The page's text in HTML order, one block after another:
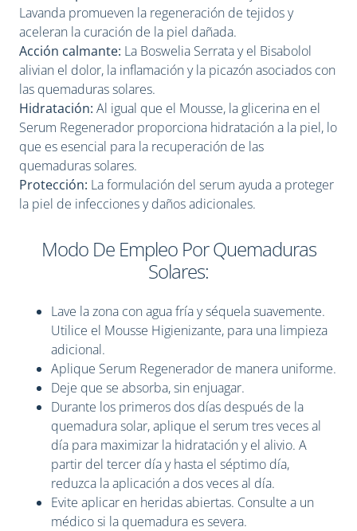
Lavanda promueven la regeneración de tejidos y
aceleran la curación de la piel dañada.
Acción calmante: La Boswelia Serrata y el Bisabolol
alivian el dolor, la inflamación y la picazón asociados con
las quemaduras solares.
Hidratación: Al igual que el Mousse, la glicerina en el
Serum Regenerador proporciona hidratación a la piel, lo
que es esencial para la recuperación de las
quemaduras solares.
Protección: La formulación del serum ayuda a proteger
la piel de infecciones y daños adicionales.
Modo De Empleo Por Quemaduras
Solares:
Lave la zona con agua fría y séquela suavemente.
Utilice el Mousse Higienizante, para una limpieza
adicional.
Aplique Serum Regenerador de manera uniforme.
Deje que se absorba, sin enjuagar.
Durante los primeros dos días después de la
quemadura solar, aplique el serum tres veces al
día para maximizar la hidratación y el alivio. A
partir del tercer día y hasta el séptimo día,
reduzca la aplicación a dos veces al día.
Evite aplicar en heridas abiertas. Consulte a un
médico si la quemadura es severa.